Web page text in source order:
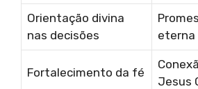
Orientação divina
nas decisões
eterna
Fortalecimento da fé
Jesus